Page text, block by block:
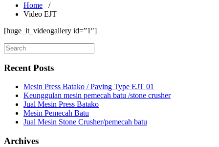
Home /
Video EJT
[huge_it_videogallery id=”1″]
Recent Posts
Mesin Press Batako / Paving Type EJT 01
Keunggulan mesin pemecah batu /stone crusher
Jual Mesin Press Batako
Mesin Pemecah Batu
Jual Mesin Stone Crusher/pemecah batu
Archives